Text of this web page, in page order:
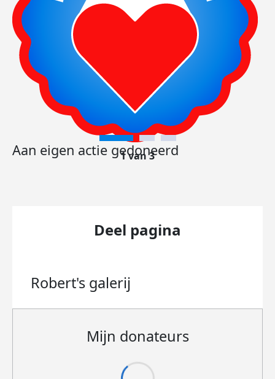
Aan eigen actie gedoneerd
1 van 3
Deel pagina
Robert's galerij
Mijn donateurs